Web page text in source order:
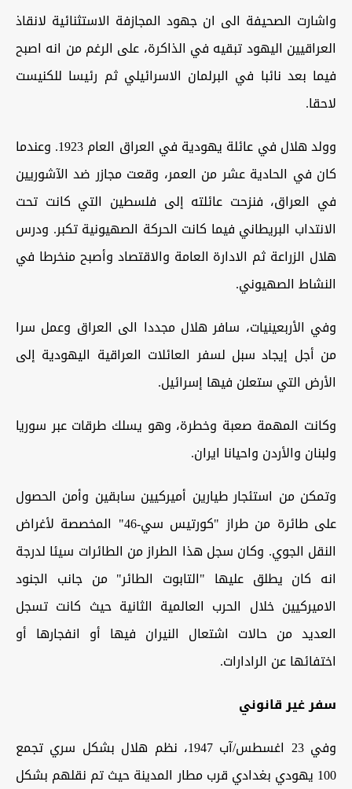
واشارت الصحيفة الى ان جهود المجازفة الاستثنائية لانقاذ
العراقيين اليهود تبقيه في الذاكرة، على الرغم من انه اصبح
فيما بعد نائبا في البرلمان الاسرائيلي ثم رئيسا للكنيست
لاحقا.
وولد هلال في عائلة يهودية في العراق العام 1923. وعندما
كان في الحادية عشر من العمر، وقعت مجازر ضد الآشوريين
في العراق، فنزحت عائلته إلى فلسطين التي كانت تحت
الانتداب البريطاني فيما كانت الحركة الصهيونية تكبر. ودرس
هلال الزراعة ثم الادارة العامة والاقتصاد وأصبح منخرطا في
النشاط الصهيوني.
وفي الأربعينيات، سافر هلال مجددا الى العراق وعمل سرا
من أجل إيجاد سبل لسفر العائلات العراقية اليهودية إلى
الأرض التي ستعلن فيها إسرائيل.
وكانت المهمة صعبة وخطرة، وهو يسلك طرقات عبر سوريا
ولبنان والأردن واحيانا ايران.
وتمكن من استئجار طيارين أميركيين سابقين وأمن الحصول
على طائرة من طراز "كورتيس سي-46" المخصصة لأغراض
النقل الجوي. وكان سجل هذا الطراز من الطائرات سيئا لدرجة
انه كان يطلق عليها "التابوت الطائر" من جانب الجنود
الاميركيين خلال الحرب العالمية الثانية حيث كانت تسجل
العديد من حالات اشتعال النيران فيها أو انفجارها أو
اختفائها عن الرادارات.
سفر غير قانوني
وفي 23 اغسطس/آب 1947، نظم هلال بشكل سري تجمع
100 يهودي بغدادي قرب مطار المدينة حيث تم نقلهم بشكل